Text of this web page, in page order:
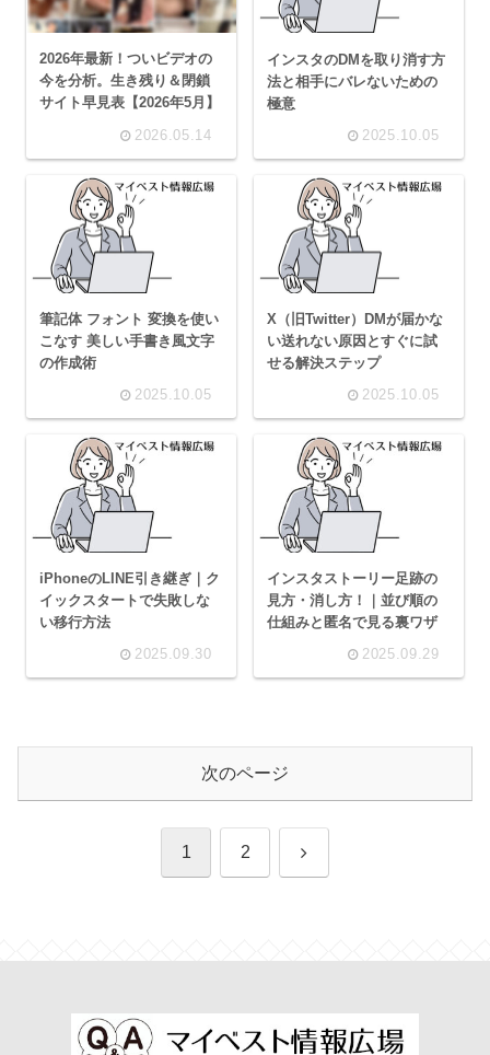
2026年最新！ついビデオの
今を分析。生き残り＆閉鎖
サイト早見表【2026年5月】
2026.05.14
インスタのDMを取り消す方
法と相手にバレないための
極意
2025.10.05
筆記体 フォント 変換を使い
こなす 美しい手書き風文字
の作成術
2025.10.05
X（旧Twitter）DMが届かな
い送れない原因とすぐに試
せる解決ステップ
2025.10.05
iPhoneのLINE引き継ぎ｜ク
イックスタートで失敗しな
い移行方法
2025.09.30
インスタストーリー足跡の
見方・消し方！｜並び順の
仕組みと匿名で見る裏ワザ
2025.09.29
次のページ
1 2 次